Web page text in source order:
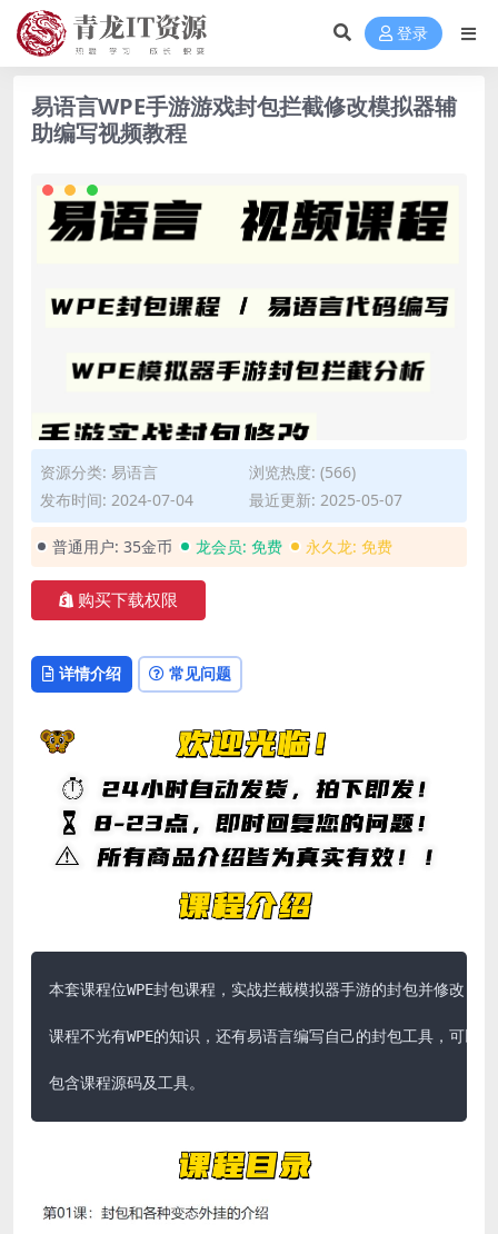
登录
易语言WPE手游游戏封包拦截修改模拟器辅
助编写视频教程
资源分类: 易语言
浏览热度: (566)
发布时间: 2024-07-04
最近更新: 2025-05-07
普通用户: 35金币 龙会员: 免费 永久龙: 免费
购买下载权限
详情介绍 常见问题
本套课程位WPE封包课程，实战拦截模拟器手游的封包并修改，
课程不光有WPE的知识，还有易语言编写自己的封包工具，可以
包含课程源码及工具。